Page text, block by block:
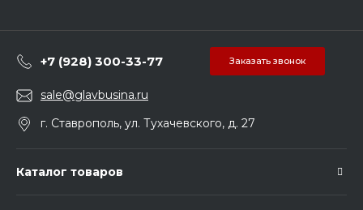
+7 (928) 300-33-77 Заказать звонок
sale@glavbusina.ru
г. Ставрополь, ул. Тухачевского, д. 27
Каталог товаров